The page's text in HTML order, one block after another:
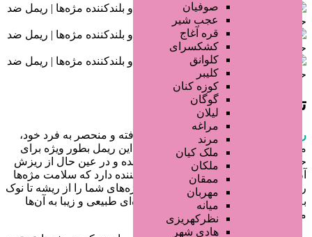
صوفیان
عجب شیر
قره آغاج
کشکسرای
کلوانق
کلیبر
کوزه کنان
گوگان
لیلان
مراغه
مرند
ملک کیان
ملکان
ممقان
مهربان
میانه
نظرکهریزی
هادی شهر
توضیحات آگهی
ریمل بل فول لش
با فرمولاسیون پیشرفته و منحصر به فرد خود،
مژه‌هایی پرپشت و بلند به شما می‌دهد. این ریمل بطور ویژه برای
حجم‌دهی و بلند کردن مژه‌ها طراحی شده و در عین حال از ریزش
آن‌ها جلوگیری می‌کند. ترکیبات تقویت‌کننده دارد که سلامت مژه‌ها
را بهبود می‌بخشد. ریمل بل فول لش مژه‌های شما را از ریشه تا نوک
به طور یکنواخت پوشش می‌دهد و جلوه‌ای طبیعی و زیبا به آن‌ها
می‌بخشد.